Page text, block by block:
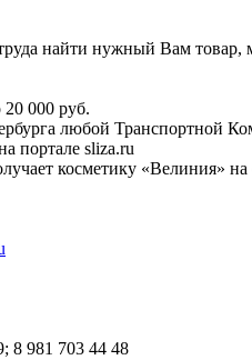
найти нужный Вам товар,
20 000 руб.
любой Транспортной
портале sliza.ru
косметику «Велиния»
8 981 703 44 48